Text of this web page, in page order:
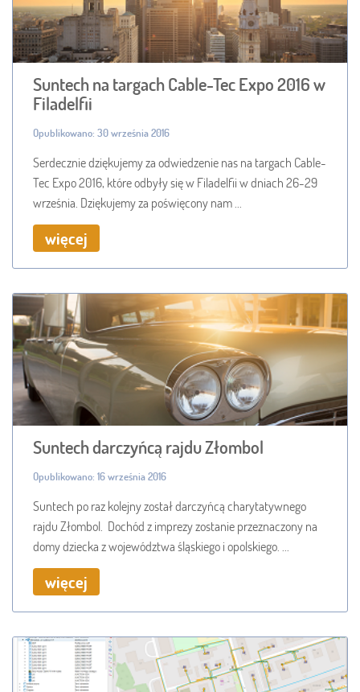
Suntech na targach Cable-Tec Expo 2016 w
Filadelfii
Opublikowano: 30 września 2016
Serdecznie dziękujemy za odwiedzenie nas na targach Cable-
Tec Expo 2016, które odbyły się w Filadelfii w dniach 26-29
września. Dziękujemy za poświęcony nam ...
więcej
Suntech darczyńcą rajdu Złombol
Opublikowano: 16 września 2016
Suntech po raz kolejny został darczyńcą charytatywnego
rajdu Złombol. Dochód z imprezy zostanie przeznaczony na
domy dziecka z województwa śląskiego i opolskiego. ...
więcej